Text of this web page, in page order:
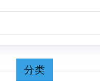
分类